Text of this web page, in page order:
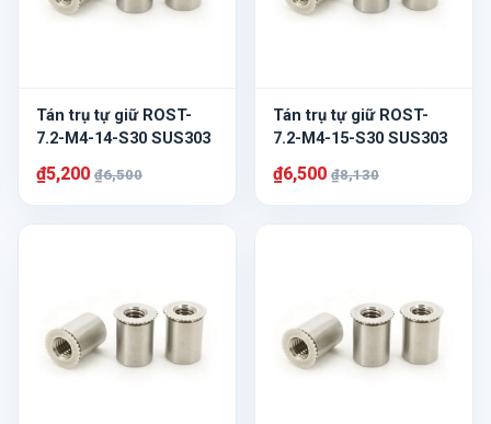
Tán trụ tự giữ ROST-
7.2-M4-14-S30 SUS303
₫5,200 ₫6,500
Tán trụ tự giữ ROST-
7.2-M4-15-S30 SUS303
₫6,500 ₫8,130